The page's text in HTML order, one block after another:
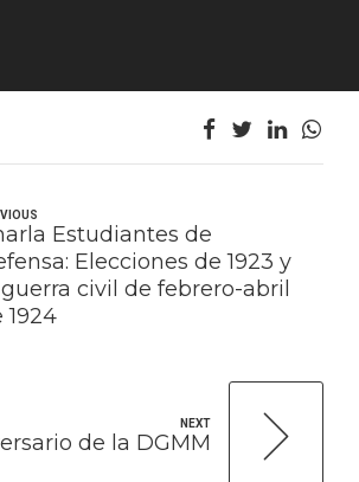
Estudiantes de
Elecciones de 1923 y
guerra civil de febrero-abril
1924
NEXT
de la DGMM